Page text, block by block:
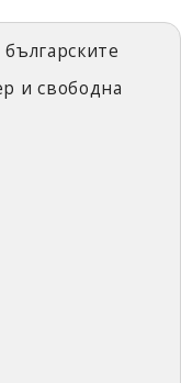
българските
и свободна